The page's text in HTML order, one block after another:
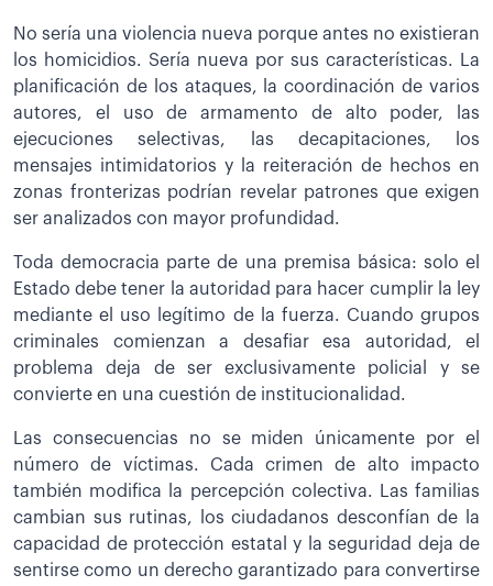
No sería una violencia nueva porque antes no existieran
los homicidios. Sería nueva por sus características. La
planificación de los ataques, la coordinación de varios
autores, el uso de armamento de alto poder, las
ejecuciones selectivas, las decapitaciones, los
mensajes intimidatorios y la reiteración de hechos en
zonas fronterizas podrían revelar patrones que exigen
ser analizados con mayor profundidad.
Toda democracia parte de una premisa básica: solo el
Estado debe tener la autoridad para hacer cumplir la ley
mediante el uso legítimo de la fuerza. Cuando grupos
criminales comienzan a desafiar esa autoridad, el
problema deja de ser exclusivamente policial y se
convierte en una cuestión de institucionalidad.
Las consecuencias no se miden únicamente por el
número de víctimas. Cada crimen de alto impacto
también modifica la percepción colectiva. Las familias
cambian sus rutinas, los ciudadanos desconfían de la
capacidad de protección estatal y la seguridad deja de
sentirse como un derecho garantizado para convertirse